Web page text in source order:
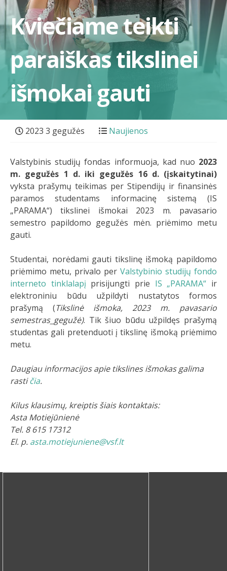
Kviečiame teikti
paraiškas tikslinei
išmokai gauti
2023 3 gegužės Naujienos
Valstybinis studijų fondas informuoja, kad nuo 2023
m. gegužės 1 d. iki gegužės 16 d. (įskaitytinai)
vyksta prašymų teikimas per Stipendijų ir finansinės
paramos studentams informacinę sistemą (IS
„PARAMA“) tikslinei išmokai 2023 m. pavasario
semestro papildomo gegužės mėn. priėmimo metu
gauti.
Studentai, norėdami gauti tikslinę išmoką papildomo
priėmimo metu, privalo per Valstybinio studijų fondo
interneto tinklalapį prisijungti prie IS „PARAMA“ ir
elektroniniu būdu užpildyti nustatytos formos
prašymą (Tikslinė išmoka, 2023 m. pavasario
semestras_gegužė). Tik šiuo būdu užpildęs prašymą
studentas gali pretenduoti į tikslinę išmoką priėmimo
metu.
Daugiau informacijos apie tikslines išmokas galima
rastičia.
Kilus klausimų, kreiptis šiais kontaktais:
Asta Motiejūnienė
Tel. 8 615 17312
El. p. asta.motiejuniene@vsf.lt